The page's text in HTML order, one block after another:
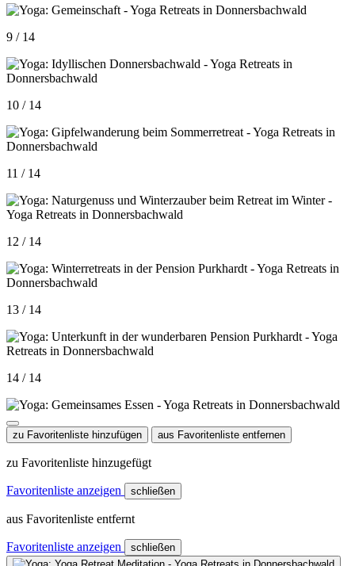
9 / 14
10 / 14
11 / 14
12 / 14
13 / 14
14 / 14
zu Favoritenliste hinzufügen aus Favoritenliste entfernen
zu Favoritenliste hinzugefügt
Favoritenliste anzeigen schließen
aus Favoritenliste entfernt
Favoritenliste anzeigen schließen